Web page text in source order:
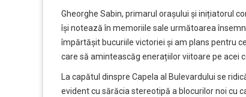
Gheorghe Sabin, primarul orașului și inițiatorul
își notează în memoriile sale următoarea
împărtășit bucuriile victoriei și am plans pentru
care să aminteascăg enerațiilor viitoare pe acei
La capătul dinspre Capela al Bulevardului se
evident cu sărăcia stereotipă a blocurilor noi cu